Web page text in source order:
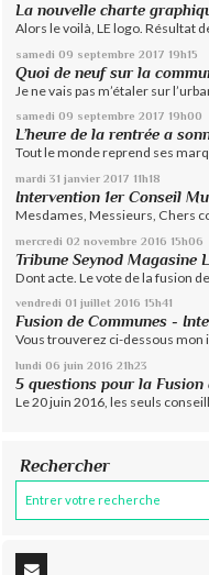
La nouvelle charte
Alors le voilà, LE logo. Résultat
samedi 09 septembre 2017 19h15
Quoi de neuf sur la
Je ne vais pas m’étaler sur
samedi 09 septembre 2017 19h00
L’heure de la rentrée a
Tout le monde reprend ses
mardi 31 janvier 2017 11h18
Intervention 1er Conseil
Mesdames, Messieurs, Chers
mercredi 02 novembre 2016 15h06
Tribune Seynod Magasine
Dont acte. Le vote de la fusion de
vendredi 01 juillet 2016 15h41
Fusion de Communes -
Vous trouverez ci-dessous mon
lundi 06 juin 2016 21h23
5 questions pour la Fusion
Le 20 juin 2016, les seuls
Rechercher